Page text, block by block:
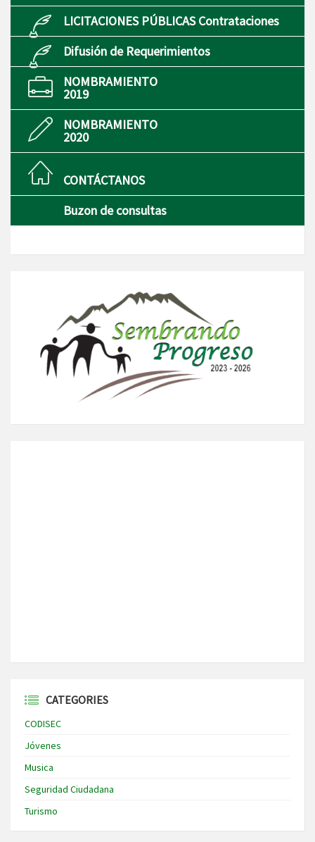
LICITACIONES PÚBLICAS Contrataciones
Difusión de Requerimientos
NOMBRAMIENTO
2019
NOMBRAMIENTO
2020
CONTÁCTANOS
Buzon de consultas
CATEGORIES
CODISEC
Jóvenes
Musica
Seguridad Ciudadana
Turismo